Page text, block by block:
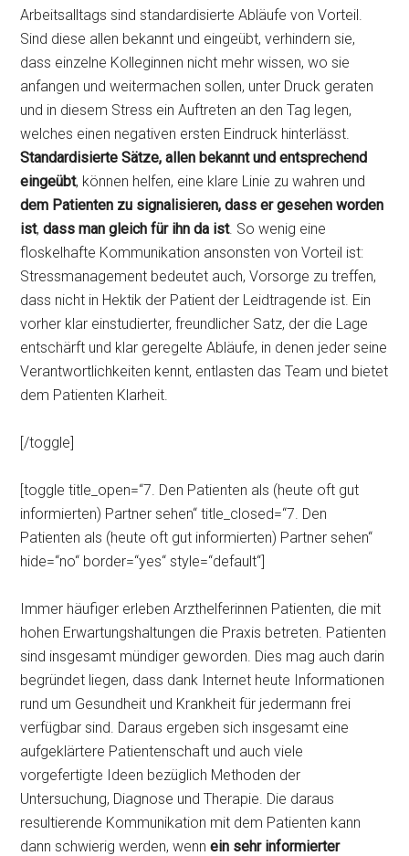
Arbeitsalltags sind standardisierte Abläufe von Vorteil.
Sind diese allen bekannt und eingeübt, verhindern sie,
dass einzelne Kolleginnen nicht mehr wissen, wo sie
anfangen und weitermachen sollen, unter Druck geraten
und in diesem Stress ein Auftreten an den Tag legen,
welches einen negativen ersten Eindruck hinterlässt.
Standardisierte Sätze, allen bekannt und entsprechend
eingeübt, können helfen, eine klare Linie zu wahren und
dem Patienten zu signalisieren, dass er gesehen worden
ist,dass man gleich für ihn da ist. So wenig eine
floskelhafte Kommunikation ansonsten von Vorteil ist:
Stressmanagement bedeutet auch, Vorsorge zu treffen,
dass nicht in Hektik der Patient der Leidtragende ist. Ein
vorher klar einstudierter, freundlicher Satz, der die Lage
entschärft und klar geregelte Abläufe, in denen jeder seine
Verantwortlichkeiten kennt, entlasten das Team und bietet
dem Patienten Klarheit.
[/toggle]
[toggle title_open=“7. Den Patienten als (heute oft gut
informierten) Partner sehen“ title_closed=“7. Den
Patienten als (heute oft gut informierten) Partner sehen“
hide=“no“ border=“yes“ style=“default“]
Immer häufiger erleben Arzthelferinnen Patienten, die mit
hohen Erwartungshaltungen die Praxis betreten. Patienten
sind insgesamt mündiger geworden. Dies mag auch darin
begründet liegen, dass dank Internet heute Informationen
rund um Gesundheit und Krankheit für jedermann frei
verfügbar sind. Daraus ergeben sich insgesamt eine
aufgeklärtere Patientenschaft und auch viele
vorgefertigte Ideen bezüglich Methoden der
Untersuchung, Diagnose und Therapie. Die daraus
resultierende Kommunikation mit dem Patienten kann
dann schwierig werden, wennein sehr informierter